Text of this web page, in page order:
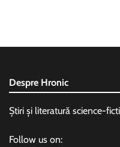
Despre Hronic
Știri și literatură science-
Follow us on: